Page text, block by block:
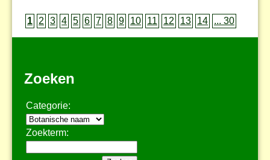
1 2 3 4 5 6 7 8 9 10 11 12 13 14 ... 30
Zoeken
Categorie:
Zoekterm: